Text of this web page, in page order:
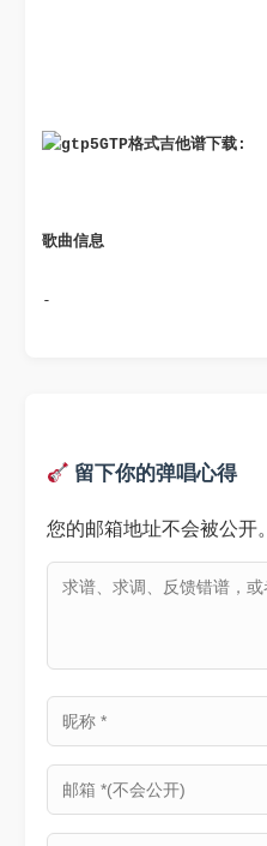
GTP格式吉他谱下载:
歌曲信息
-
留下你的弹唱心得
您的邮箱地址不会被公开。